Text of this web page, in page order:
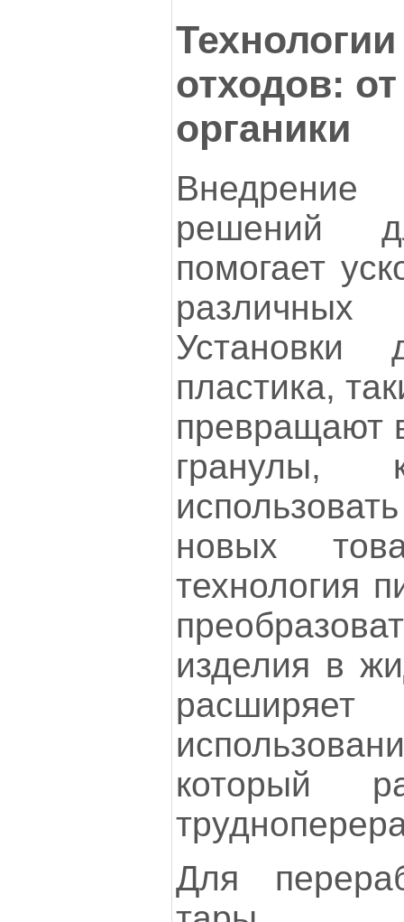
отходов:
органики
решений
помогает
различных
Установки
пластика,
превращают
гранулы,
новых
технология
изделия в
который
Для